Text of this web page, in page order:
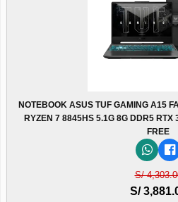
NOTEBOOK ASUS TUF GAMING A15
RYZEN 7 8845HS 5.1G 8G DDR5 RTX
FREE
S/
S/